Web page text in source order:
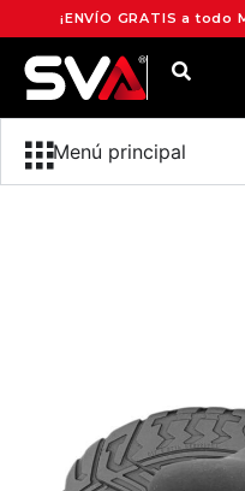
¡ENVÍO GRATIS a
Menú principal